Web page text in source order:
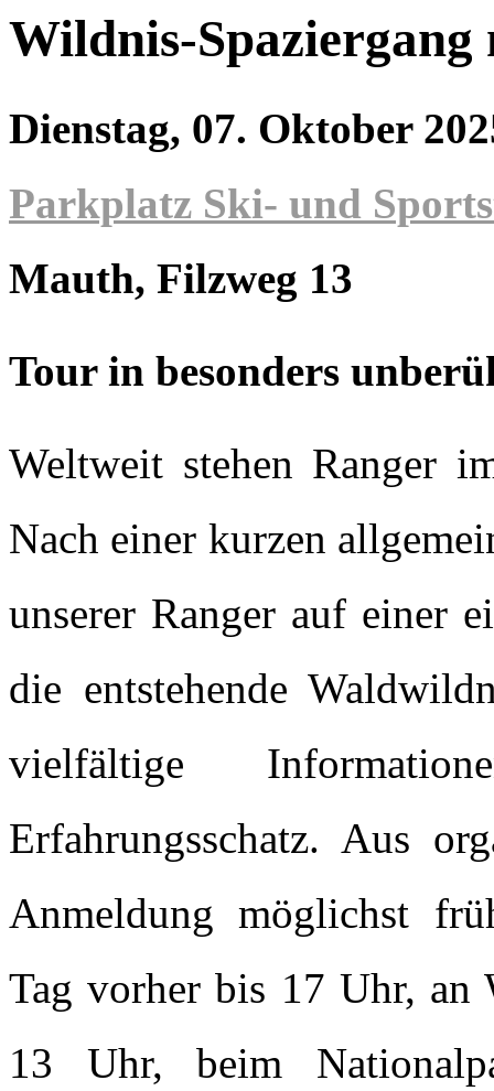
Wildnis-Spaziergang
Dienstag, 07. Oktober
Parkplatz Ski- und
Mauth, Filzweg 13
Tour in besonders
Weltweit stehen Ranger
Nach einer kurzen
unserer Ranger auf einer
die entstehende
vielfältige
Erfahrungsschatz. Aus
Anmeldung möglichst
Tag vorher bis 17 Uhr, an
13 Uhr, beim